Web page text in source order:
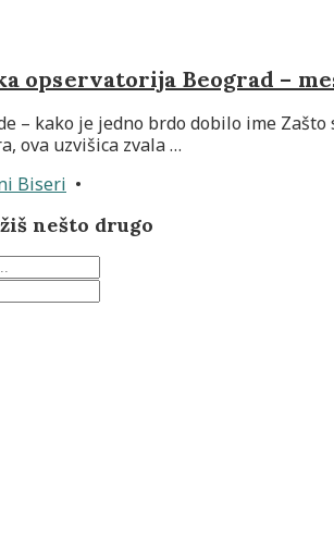
opservatorija Beograd –
– kako je jedno brdo dobilo ime
ova uzvišica zvala …
Biseri •
nešto drugo